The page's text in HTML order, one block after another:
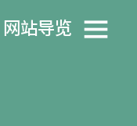
网站导览